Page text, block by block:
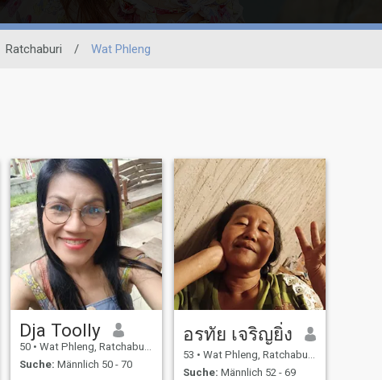
Ratchaburi / Wat Phleng
Dja Toolly
50 • Wat Phleng, Ratchaburi, Thailand
Suche: Männlich 50 - 70
อรทัย เจริญยิ่ง
53 • Wat Phleng, Ratchaburi, Thailand
Suche: Männlich 52 - 69